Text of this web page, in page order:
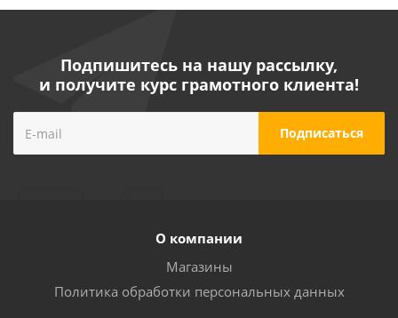
Подпишитесь на нашу рассылку,
и получите курс грамотного клиента!
О компании
Магазины
Политика обработки персональных данных